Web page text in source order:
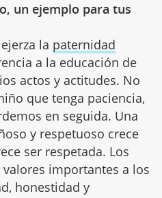
un ejemplo para tus
la paternidad
a la educación de
actos y actitudes. No
que tenga paciencia,
en seguida. Una
y respetuoso crece
ser respetada. Los
importantes a los
honestidad y